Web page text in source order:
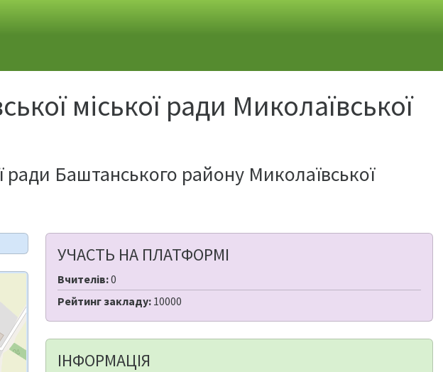
міської ради Миколаївської
ради Баштанського району Миколаївської
УЧАСТЬ НА ПЛАТФОРМІ
Вчителів:0
Рейтинг закладу: 10000
ІНФОРМАЦІЯ